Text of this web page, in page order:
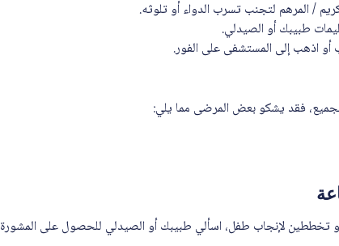
/ المرهم لتجنب تسرب الدواء أو تلوثه.
طبيبك أو الصيدلي.
أو اذهب إلى المستشفى على الفور.
الجميع، فقد يشكو بعض المرضى مما يلي:
تخططين لإنجاب طفل، اسألي طبيبك أو الصيدلي للحصول على المشورة